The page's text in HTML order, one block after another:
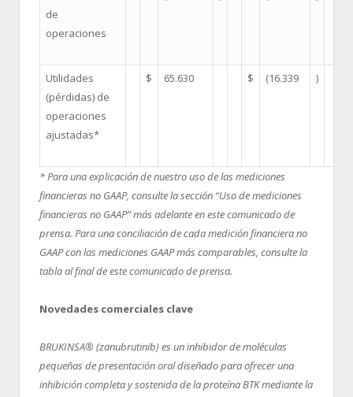
de
operaciones
Utilidades
(pérdidas) de
operaciones
ajustadas*
$ 65.630 $ (16.339 )
* Para una explicación de nuestro uso de las mediciones
financieras no GAAP, consulte la sección “Uso de mediciones
financieras no GAAP” más adelante en este comunicado de
prensa. Para una conciliación de cada medición financiera no
GAAP con las mediciones GAAP más comparables, consulte la
tabla al final de este comunicado de prensa.
Novedades comerciales clave
BRUKINSA® (zanubrutinib) es un inhibidor de moléculas
pequeñas de presentación oral diseñado para ofrecer una
inhibición completa y sostenida de la proteína BTK mediante la